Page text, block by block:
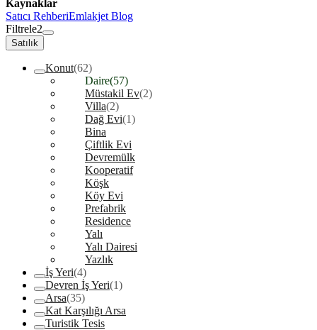
Kaynaklar
Satıcı RehberiEmlakjet Blog
Filtrele2
Satılık
Konut(62)
Daire(57)
Müstakil Ev(2)
Villa(2)
Dağ Evi(1)
Bina
Çiftlik Evi
Devremülk
Kooperatif
Köşk
Köy Evi
Prefabrik
Residence
Yalı
Yalı Dairesi
Yazlık
İş Yeri(4)
Devren İş Yeri(1)
Arsa(35)
Kat Karşılığı Arsa
Turistik Tesis